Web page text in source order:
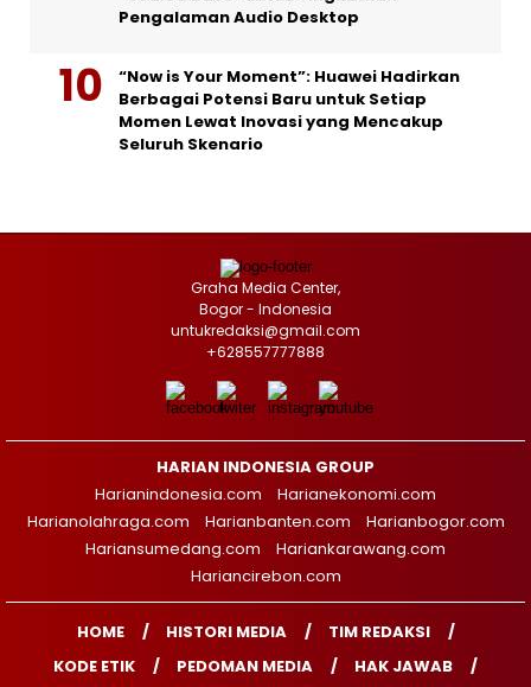
Pengalaman Audio Desktop
“Now is Your Moment”: Huawei Hadirkan
Berbagai Potensi Baru untuk Setiap
Momen Lewat Inovasi yang Mencakup
Seluruh Skenario
Graha Media Center,
Bogor - Indonesia
untukredaksi@gmail.com
+628557777888
HARIAN INDONESIA GROUP
Harianindonesia.com
Harianekonomi.com
Harianolahraga.com
Harianbanten.com
Harianbogor.com
Hariansumedang.com
Hariankarawang.com
Hariancirebon.com
HOME HISTORI MEDIA
TIM REDAKSI
KODE ETIK
PEDOMAN MEDIA HAK JAWAB